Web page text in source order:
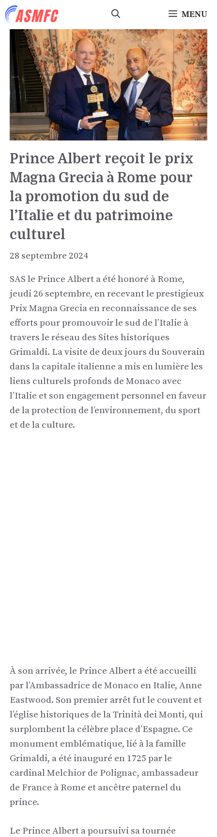
Aller
au
contenu
MENU
Prince Albert reçoit le prix
Magna Grecia à Rome pour
la promotion du sud de
l’Italie et du patrimoine
culturel
28 septembre 2024
SAS le Prince Albert a été honoré à Rome,
jeudi 26 septembre, en recevant le prestigieux
Prix Magna Grecia en reconnaissance de ses
efforts pour promouvoir le sud de l’Italie à
travers le réseau des Sites historiques
Grimaldi. La visite de deux jours du Souverain
dans la capitale italienne a mis en lumière les
liens culturels profonds de Monaco avec
l’Italie et son engagement personnel en faveur
de la protection de l’environnement, du sport
et de la culture.
À son arrivée, le Prince Albert a été accueilli
par l’Ambassadrice de Monaco en Italie, Anne
Eastwood. Son premier arrêt fut le couvent et
l’église historiques de la Trinità dei Monti, qui
surplombent la célèbre place d’Espagne. Ce
monument emblématique, lié à la famille
Grimaldi, a été inauguré en 1725 par le
cardinal Melchior de Polignac, ambassadeur
de France à Rome et ancêtre paternel du
prince.
Le Prince Albert a poursuivi sa tournée